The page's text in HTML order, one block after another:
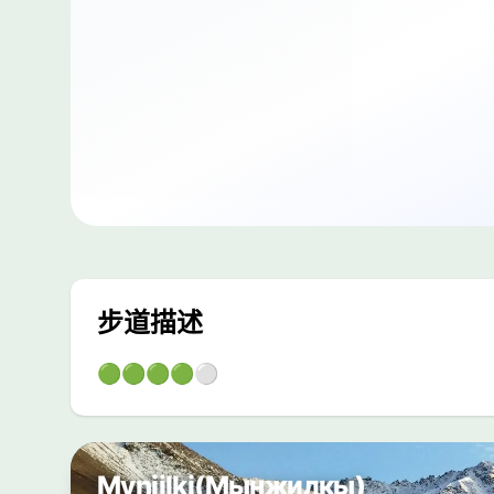
步道描述
🟢🟢🟢🟢⚪
Mynjilki(Мынжилкы)